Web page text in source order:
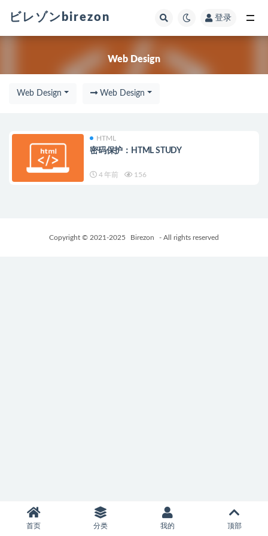
ビレゾンbirezon 登录
Web Design
Web Design Web Design
HTML
密码保护：HTML STUDY
4 年前 156
Copyright © 2021-2025 Birezon - All rights reserved
首页 分类 我的 顶部